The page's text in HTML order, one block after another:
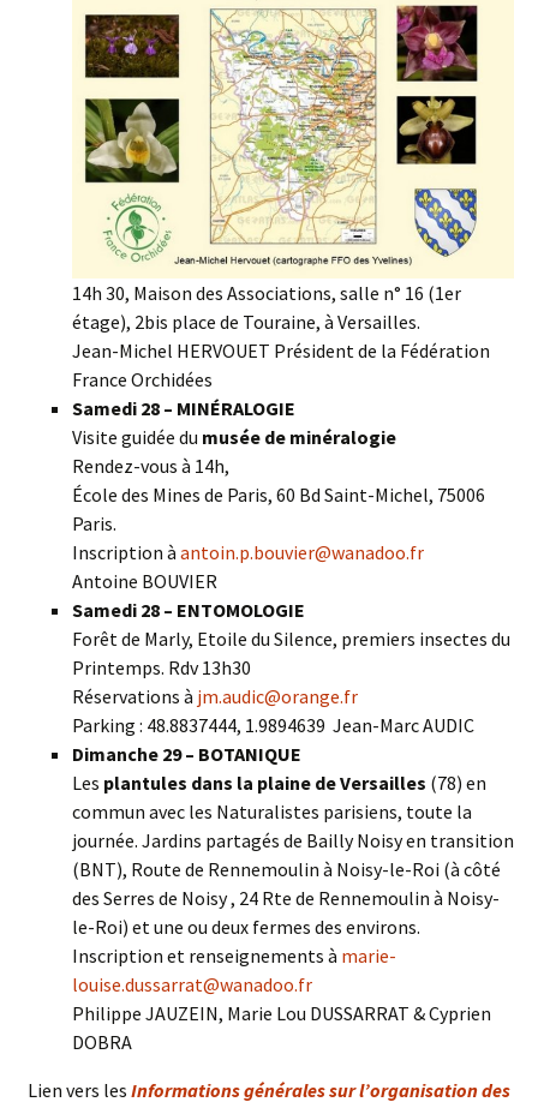
14h 30, Maison des Associations, salle n° 16 (1er
étage), 2bis place de Touraine, à Versailles.
Jean-Michel HERVOUET Président de la Fédération
France Orchidées
Samedi 28 – MINÉRALOGIE
Visite guidée du musée de minéralogie
Rendez-vous à 14h,
École des Mines de Paris, 60 Bd Saint-Michel, 75006
Paris.
Inscription à antoin.p.bouvier@wanadoo.fr
Antoine BOUVIER
Samedi 28 – ENTOMOLOGIE
Forêt de Marly, Etoile du Silence, premiers insectes du
Printemps. Rdv 13h30
Réservations à jm.audic@orange.fr
Parking : 48.8837444, 1.9894639 Jean-Marc AUDIC
Dimanche 29 – BOTANIQUE
Les plantules dans la plaine de Versailles (78) en
commun avec les Naturalistes parisiens, toute la
journée. Jardins partagés de Bailly Noisy en transition
(BNT), Route de Rennemoulin à Noisy-le-Roi (à côté
des Serres de Noisy , 24 Rte de Rennemoulin à Noisy-
le-Roi) et une ou deux fermes des environs.
Inscription et renseignements à marie-
louise.dussarrat@wanadoo.fr
Philippe JAUZEIN, Marie Lou DUSSARRAT & Cyprien
DOBRA
Lien vers les Informations générales sur l’organisation des